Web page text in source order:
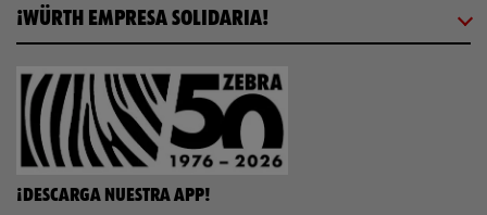
¡WÜRTH EMPRESA SOLIDARIA!
¡DESCARGA NUESTRA APP!